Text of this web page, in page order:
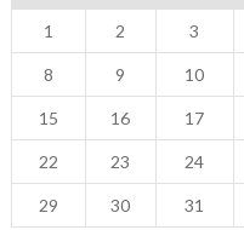
1 2 3
8 9 10
15 16 17
22 23 24
29 30
31